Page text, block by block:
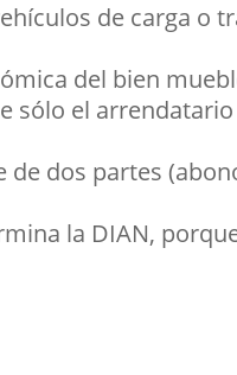
de carga o
del bien
sólo el
dos partes
la DIAN,